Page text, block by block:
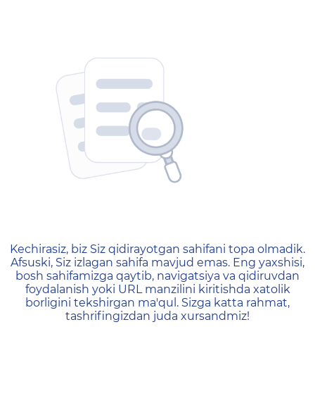
404 — Страница не
Kechirasiz, biz Siz qidirayotgan sahifani topa olmadik.
Afsuski, Siz izlagan sahifa mavjud emas. Eng yaxshisi,
bosh sahifamizga qaytib, navigatsiya va qidiruvdan
foydalanish yoki URL manzilini kiritishda xatolik
borligini tekshirgan ma'qul. Sizga katta rahmat,
tashrifingizdan juda xursandmiz!